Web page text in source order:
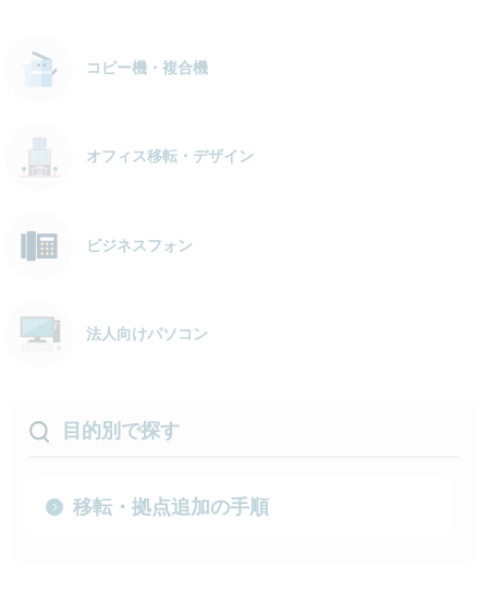
コピー機・複合機
オフィス移転・デザイン
ビジネスフォン
法人向けパソコン
目的別で探す
移転・拠点追加の手順